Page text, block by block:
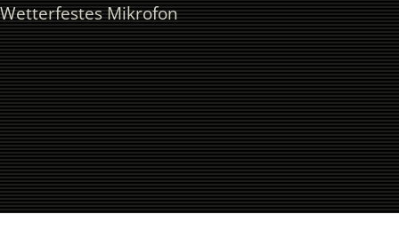
Wetterfestes Mikrofon